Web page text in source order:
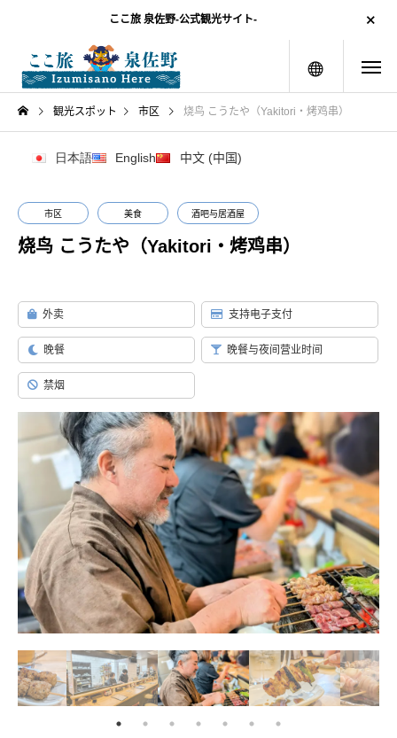
ここ旅 泉佐野-公式観光サイト-
menu
観光スポット 市区 烧鸟 こうたや（Yakitori・烤鸡串）
日本語 English 中文 (中国)
市区 美食 酒吧与居酒屋
烧鸟 こうたや（Yakitori・烤鸡串）
外卖 支持电子支付
晚餐 晚餐与夜间营业时间
禁烟